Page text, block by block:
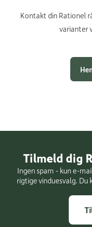
Kontakt din Rationel
varianter
Tilmeld dig
Ingen spam - kun e-
rigtige vinduesvalg.